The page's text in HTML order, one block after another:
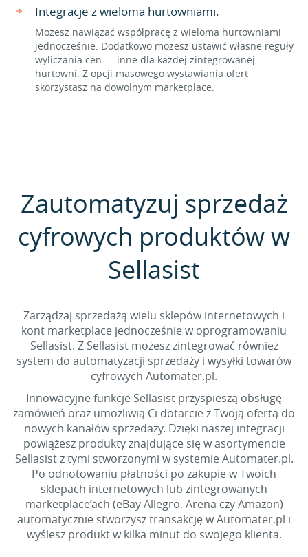
Integracje z wieloma hurtowniami.
Możesz nawiązać współpracę z wieloma hurtowniami
jednocześnie. Dodatkowo możesz ustawić własne reguły
wyliczania cen — inne dla każdej zintegrowanej
hurtowni. Z opcji masowego wystawiania ofert
skorzystasz na dowolnym marketplace.
Zautomatyzuj sprzedaż
cyfrowych produktów w
Sellasist
Zarządzaj sprzedażą wielu sklepów internetowych i
kont marketplace jednocześnie w oprogramowaniu
Sellasist. Z Sellasist możesz zintegrować również
system do automatyzacji sprzedaży i wysyłki towarów
cyfrowych Automater.pl.
Innowacyjne funkcje Sellasist przyspieszą obsługę
zamówień oraz umożliwią Ci dotarcie z Twoją ofertą do
nowych kanałów sprzedaży. Dzięki naszej integracji
powiążesz produkty znajdujące się w asortymencie
Sellasist z tymi stworzonymi w systemie Automater.pl.
Po odnotowaniu płatności po zakupie w Twoich
sklepach internetowych lub zintegrowanych
marketplace’ach (eBay Allegro, Arena czy Amazon)
automatycznie stworzysz transakcję w Automater.pl i
wyślesz produkt w kilka minut do swojego klienta.